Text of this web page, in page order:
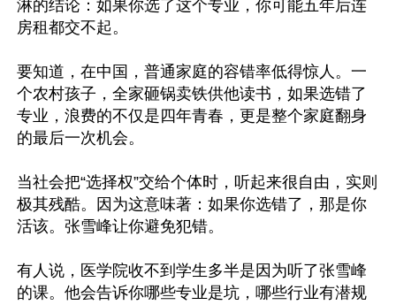
淋的结论：如果你选了这个专业，你可能五年后连
房租都交不起。
要知道，在中国，普通家庭的容错率低得惊人。一
个农村孩子，全家砸锅卖铁供他读书，如果选错了
专业，浪费的不仅是四年青春，更是整个家庭翻身
的最后一次机会。
当社会把“选择权”交给个体时，听起来很自由，实则
极其残酷。因为这意味著：如果你选错了，那是你
活该。张雪峰让你避免犯错。
有人说，医学院收不到学生多半是因为听了张雪峰
的课。他会告诉你哪些专业是坑，哪些行业有潜规